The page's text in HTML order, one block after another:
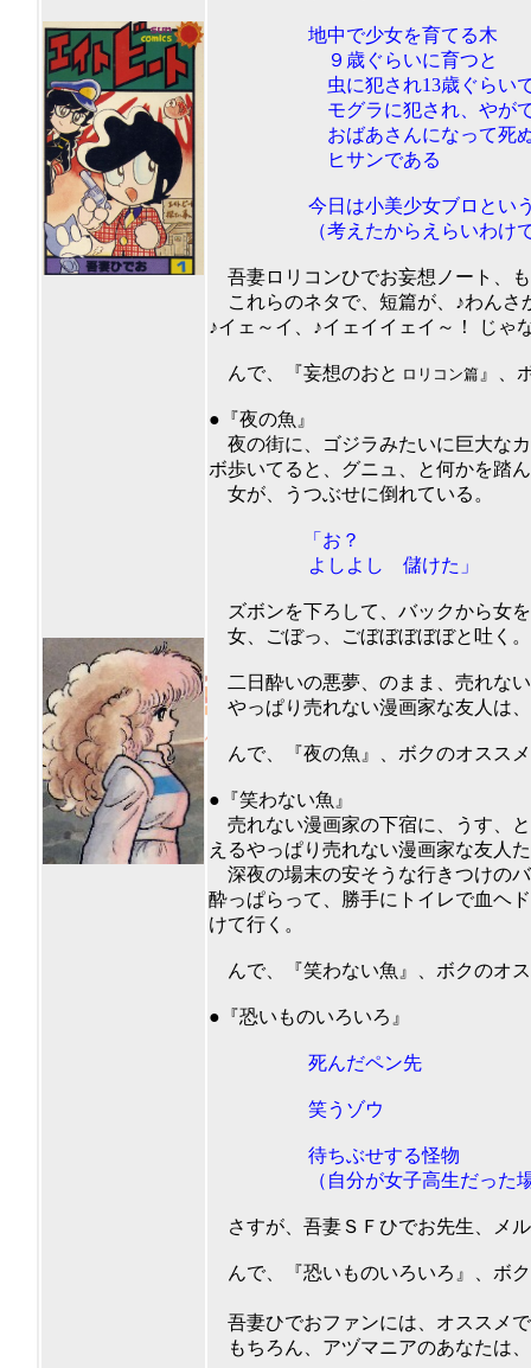
地中で少女を育てる木
９歳ぐらいに育つと
虫に犯され13歳ぐらい
モグラに犯され、やが
おばあさんになって死
ヒサンである
今日は小美少女ブロという
（考えたからえらいわけで
吾妻ロリコンひでお妄想ノート、
これらのネタで、短篇が、♪わんさ
♪イェ～イ、♪イェイイェイ～！ じゃ
んで、『妄想のおと ロリコン篇 』、
●『夜の魚』
夜の街に、ゴジラみたいに巨大な
ボ歩いてると、グニュ、と何かを踏
女が、うつぶせに倒れている。
「お？
よしよし 儲けた」
ズボンを下ろして、バックから女
女、ごぼっ、ごぼぼぼぼぼと吐く。
二日酔いの悪夢、のまま、売れな
やっぱり売れない漫画家な友人は
んで、『夜の魚』、ボクのオスス
●『笑わない魚』
売れない漫画家の下宿に、うす、
えるやっぱり売れない漫画家な友人
深夜の場末の安そうな行きつけの
酔っぱらって、勝手にトイレで血ヘ
けて行く。
んで、『笑わない魚』、ボクのオ
●『恐いものいろいろ』
死んだペン先
笑うゾウ
待ちぶせする怪物
（自分が女子高生だった場
さすが、吾妻ＳＦひでお先生、メ
んで、『恐いものいろいろ』、ボ
吾妻ひでおファンには、オススメ
もちろん、アヅマニアのあなたは